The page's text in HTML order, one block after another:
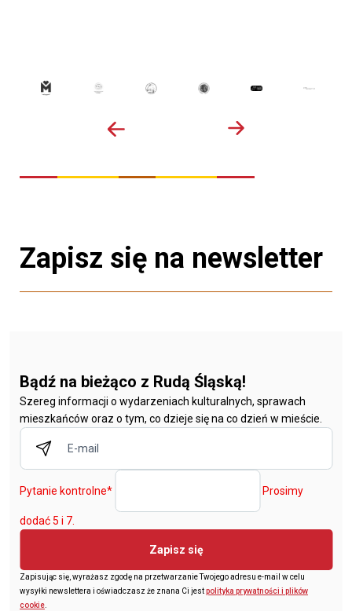
Zapisz się na newsletter
Bądź na bieżąco z Rudą Śląską!
Szereg informacji o wydarzeniach kulturalnych, sprawach
mieszkańców oraz o tym, co dzieje się na co dzień w mieście.
Pytanie kontrolne* Prosimy
dodać 5 i 7.
Zapisz się
Zapisując się, wyrażasz zgodę na przetwarzanie Twojego adresu e-mail w celu
wysyłki newslettera i oświadczasz że znana Ci jestpolityka prywatności i plików
cookie